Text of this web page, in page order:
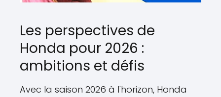
Les perspectives de
Honda pour 2026 :
ambitions et défis
Avec la saison 2026 à l'horizon, Honda